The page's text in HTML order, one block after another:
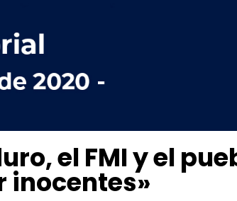
el FMI y el
inocentes»